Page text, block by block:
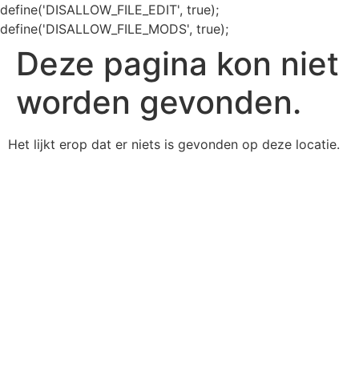
define('DISALLOW_FILE_EDIT', true);
define('DISALLOW_FILE_MODS', true);
Deze pagina kon niet
worden gevonden.
Het lijkt erop dat er niets is gevonden op deze locatie.